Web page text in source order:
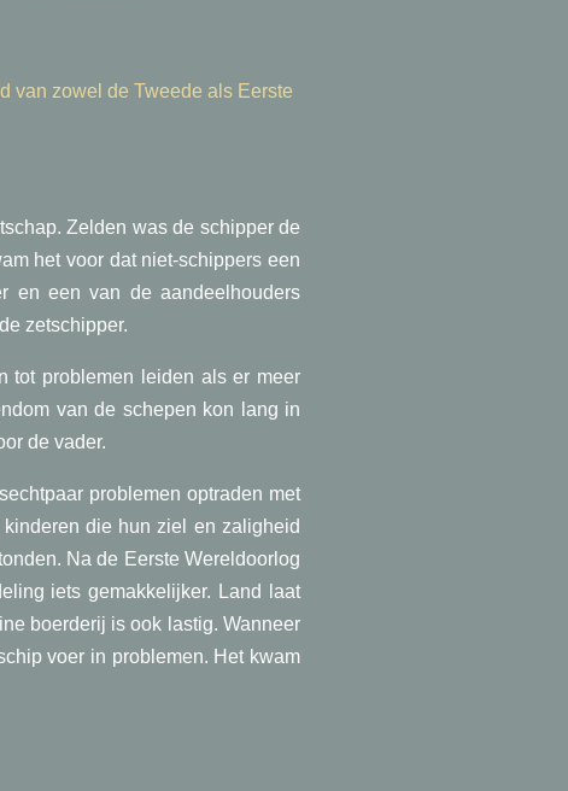
van zowel de Tweede als Eerste
Zelden was de schipper de
het voor dat niet-schippers een
en een van de aandeelhouders
zetschipper.
tot problemen leiden als er meer
van de schepen kon lang in
de vader.
problemen optraden met
die hun ziel en zaligheid
Na de Eerste Wereldoorlog
iets gemakkelijker. Land laat
boerderij is ook lastig. Wanneer
voer in problemen. Het kwam